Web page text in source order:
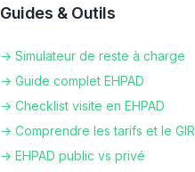
Guides & Outils
→ Simulateur de reste à charge
→ Guide complet EHPAD
→ Checklist visite en EHPAD
→ Comprendre les tarifs et le GIR
→ EHPAD public vs privé